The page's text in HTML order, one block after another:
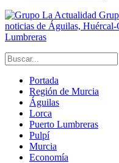
noticias de Águilas,
Lumbreras
Portada
Región de Murcia
Águilas
Lorca
Puerto Lumbreras
Pulpí
Murcia
Economía